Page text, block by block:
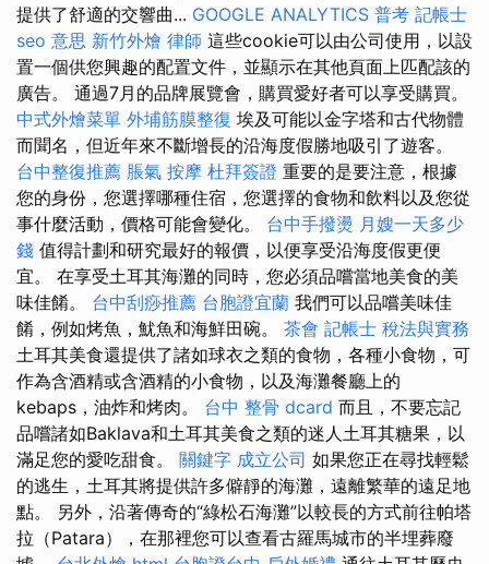
提供了舒適的交響曲... GOOGLE ANALYTICS 普考 記帳士
seo 意思 新竹外燴 律師 這些cookie可以由公司使用，以設
置一個供您興趣的配置文件，並顯示在其他頁面上匹配該的
廣告。 通過7月的品牌展覽會，購買愛好者可以享受購買。
中式外燴菜單 外埔筋膜整復 埃及可能以金字塔和古代物體
而聞名，但近年來不斷增長的沿海度假勝地吸引了遊客。
台中整復推薦 脹氣 按摩 杜拜簽證 重要的是要注意，根據
您的身份，您選擇哪種住宿，您選擇的食物和飲料以及您從
事什麼活動，價格可能會變化。 台中手撥燙 月嫂一天多少
錢 值得計劃和研究最好的報價，以便享受沿海度假更便
宜。 在享受土耳其海灘的同時，您必須品嚐當地美食的美
味佳餚。 台中刮痧推薦 台胞證宜蘭 我們可以品嚐美味佳
餚，例如烤魚，魷魚和海鮮田碗。 茶會 記帳士 稅法與實務
土耳其美食還提供了諸如球衣之類的食物，各種小食物，可
作為含酒精或含酒精的小食物，以及海灘餐廳上的
kebaps，油炸和烤肉。 台中 整骨 dcard 而且，不要忘記
品嚐諸如Baklava和土耳其美食之類的迷人土耳其糖果，以
滿足您的愛吃甜食。 關鍵字 成立公司 如果您正在尋找輕鬆
的逃生，土耳其將提供許多僻靜的海灘，遠離繁華的遠足地
點。 另外，沿著傳奇的“綠松石海灘”以較長的方式前往帕塔
拉（Patara），在那裡您可以查看古羅馬城市的半埋葬廢